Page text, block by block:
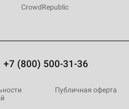
CrowdRepublic
+7 (800) 500-31-36
Публичная оферта